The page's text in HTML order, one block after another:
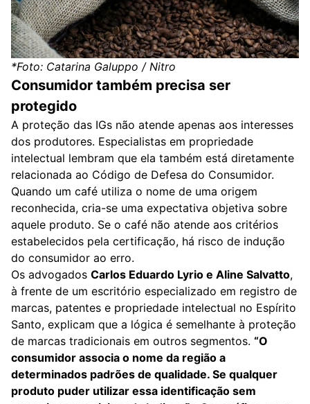
*Foto: Catarina Galuppo / Nitro
Consumidor também precisa ser
protegido
A proteção das IGs não atende apenas aos interesses
dos produtores. Especialistas em propriedade
intelectual lembram que ela também está diretamente
relacionada ao Código de Defesa do Consumidor.
Quando um café utiliza o nome de uma origem
reconhecida, cria-se uma expectativa objetiva sobre
aquele produto. Se o café não atende aos critérios
estabelecidos pela certificação, há risco de indução
do consumidor ao erro.
Os advogados Carlos Eduardo Lyrio e Aline Salvatto,
à frente de um escritório especializado em registro de
marcas, patentes e propriedade intelectual no Espírito
Santo, explicam que a lógica é semelhante à proteção
de marcas tradicionais em outros segmentos. “O
consumidor associa o nome da região a
determinados padrões de qualidade. Se qualquer
produto puder utilizar essa identificação sem